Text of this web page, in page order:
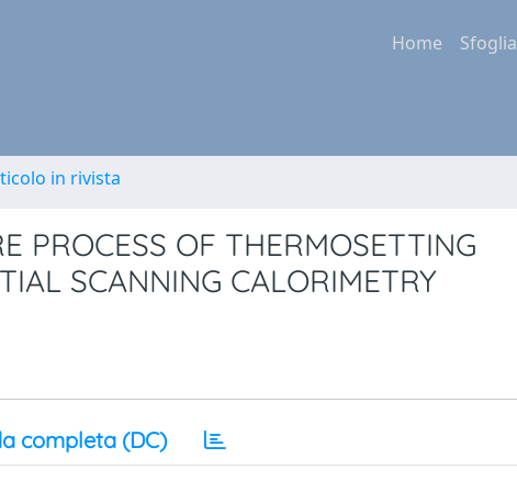
Home Sfoglia
in rivista
PROCESS OF THERMOSETTING
SCANNING CALORIMETRY
completa (DC)